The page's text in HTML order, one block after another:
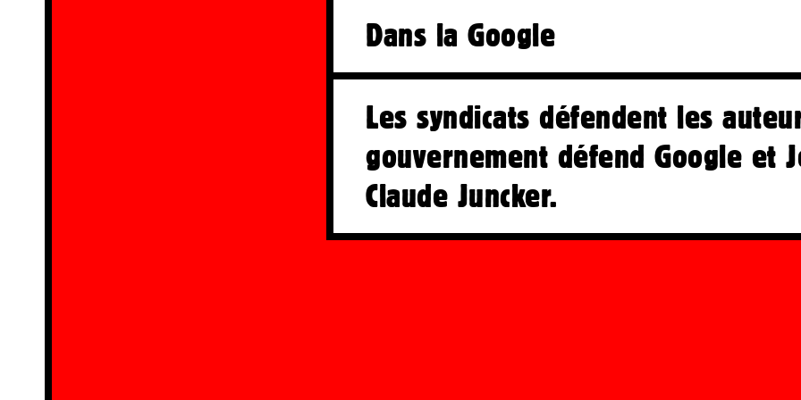
Dans la Google
Les syndicats défendent les
gouvernement défend Google et
Claude Juncker.